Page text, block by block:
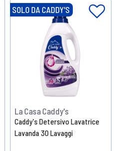
SOLO DA CADDY'S
La Casa Caddy's
Caddy's Detersivo Lavatrice
Lavanda 30 Lavaggi